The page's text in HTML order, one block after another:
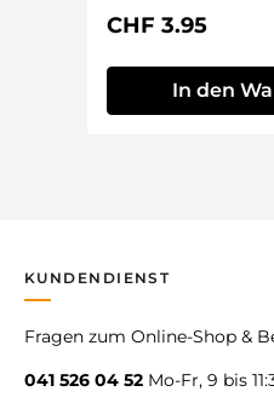
Regulärer Preis:
CHF 3.95
In den
KUNDENDIENST
Fragen zum Online-Shop &
041 526 04 52 Mo-Fr, 9 bis